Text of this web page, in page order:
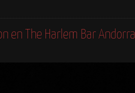
en The Harlem Bar Andorra